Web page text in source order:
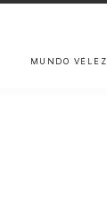
MUNDO VÉLEZ